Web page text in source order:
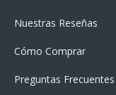
Nuestras Reseñas
Cómo Comprar
Preguntas Frecuentes